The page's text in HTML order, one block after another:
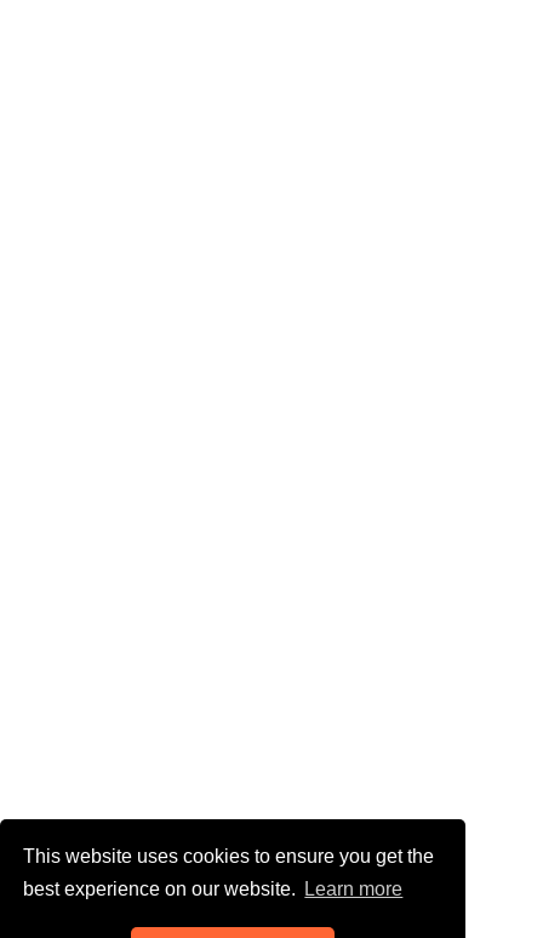
This website uses cookies to ensure you get the
best experience on our website.
Learn more